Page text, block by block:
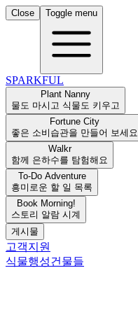
Close Toggle menu
SPARKFUL
Plant Nanny
물도 마시고 식물도 키우고
Fortune City
좋은 소비습관을 만들어 보세요
Walkr
함께 은하수를 탐험해요
To-Do Adventure
흥미로운 할 일 목록
Book Morning!
스토리 알람 시계
게시물
고객지원
식물행성건물들